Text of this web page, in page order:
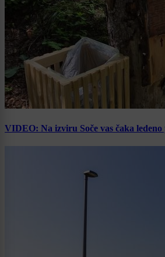
VIDEO: Na izviru Soče vas čaka ledeno